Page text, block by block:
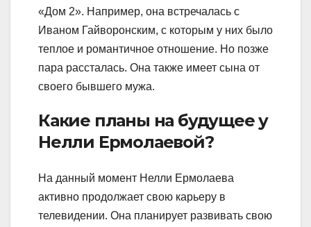
«Дом 2». Например, она встречалась с
Иваном Гайворонским, с которым у них было
теплое и романтичное отношение. Но позже
пара рассталась. Она также имеет сына от
своего бывшего мужа.
Какие планы на будущее у
Нелли Ермолаевой?
На данный момент Нелли Ермолаева
активно продолжает свою карьеру в
телевидении. Она планирует развивать свою